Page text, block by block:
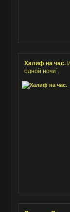
Халиф на час.
одной ночи`.